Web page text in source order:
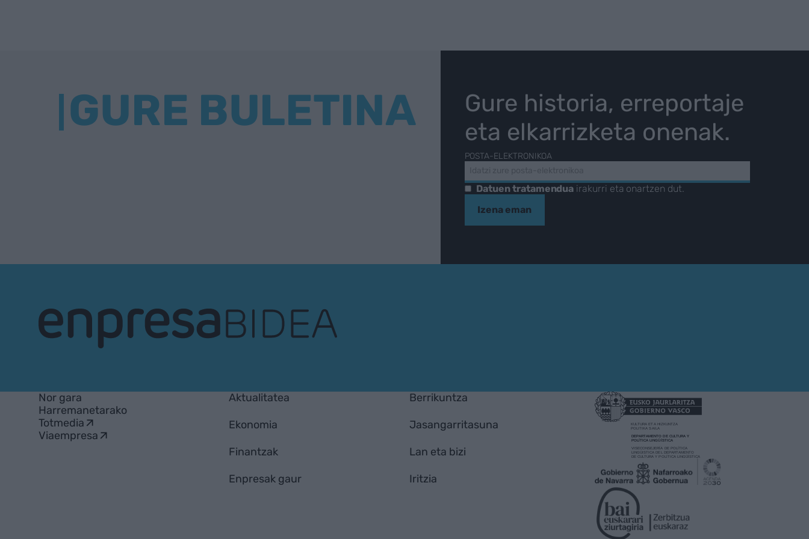
GURE BULETINA
Gure historia, erreportaje
eta elkarrizketa onenak.
POSTA-ELEKTRONIKOA
Datuen tratamendua irakurri eta onartzen dut.
Izena eman
Nor gara
Harremanetarako
Totmedia
Viaempresa
Aktualitatea
Ekonomia
Finantzak
Enpresak gaur
Berrikuntza
Jasangarritasuna
Lan eta bizi
Iritzia